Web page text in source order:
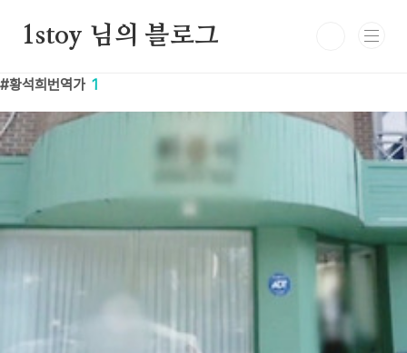
1stoy 님의 블로그
황석희번역가 1